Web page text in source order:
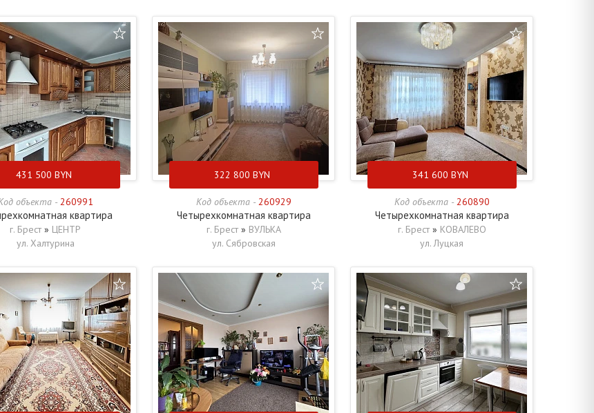
431 500 BYN
объекта - 260991
квартира
г. Брест » ЦЕНТР
ул. Халтурина
322 800 BYN
Код объекта - 260929
Четырехкомнатная квартира
г. Брест » ВУЛЬКА
ул. Сябровская
341 600 BYN
Код объекта - 260890
Четырехкомнатная квартира
г. Брест » КОВАЛЕВО
ул. Луцкая